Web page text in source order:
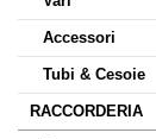
Accessori
Tubi & Cesoie
RACCORDERIA